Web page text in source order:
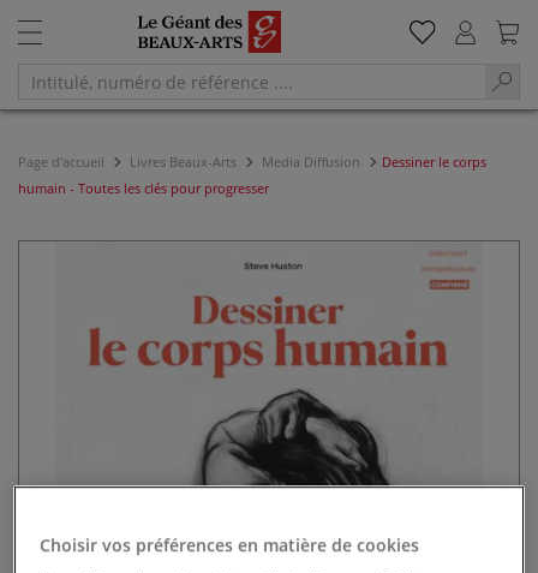
Page d'accueil Livres Beaux-Arts Media Diffusion
Dessiner le corps
humain - Toutes les clés pour progresser
Choisir vos préférences en matière de cookies